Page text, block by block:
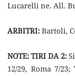
Lucarelli ne. All.
ARBITRI: Bartoli,
NOTE: TIRI DA 2:
12/29, Roma 7/23;